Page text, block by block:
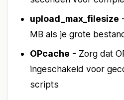
upload_max_filesize
MB als je grote
OPcache - Zorg dat
ingeschakeld voor
scripts